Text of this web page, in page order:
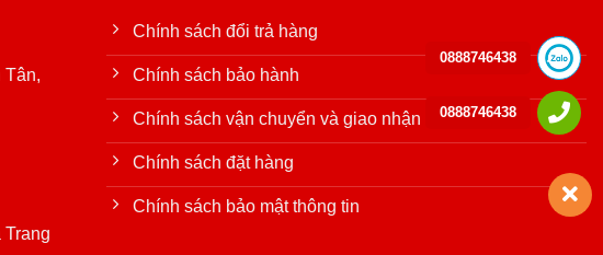
Tân,
Chính sách đổi trả hàng
Chính sách bảo hành
Chính sách vận chuyển và giao nhận
Chính sách đặt hàng
Chính sách bảo mật thông tin
0888746438
0888746438